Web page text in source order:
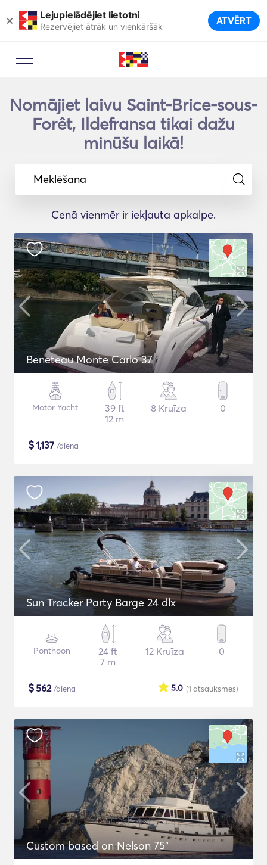
× Lejupielādējiet lietotni
Rezervējiet ātrāk un vienkāršāk ATVĒRT
Nomājiet laivu Saint-Brice-sous-
Forêt, Ildefransa tikai dažu
minūšu laikā!
Meklēšana
Cenā vienmēr ir iekļauta apkalpe.
Beneteau Monte Carlo 37
Motor Yacht
39 ft
12 m
8 Kruīza 0
$1,137 /diena
Sun Tracker Party Barge 24 dlx
Ponthoon
24 ft
7 m
12 Kruīza 0
$562/diena (1 atsauksmes)
5.0
Custom based on Nelson 75"